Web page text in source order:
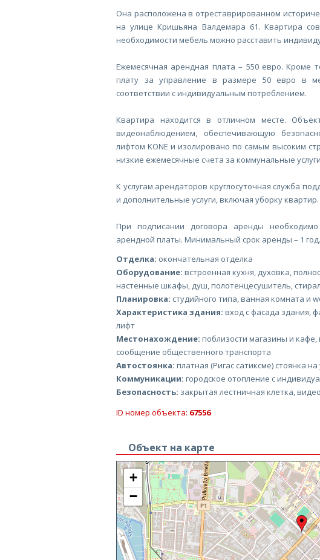
Она расположена в отреставрированном
на улице Кришьяна Валдемара 61. Квартира
необходимости мебель можно расставить
Ежемесячная арендная плата – 550 евро. Кроме
плату за управление в размере 50 евро в
соответствии с индивидуальным потреблением.
Квартира находится в отличном месте.
видеонаблюдением, обеспечивающую
лифтом KONE и изолировано по самым высоким
низкие ежемесячные счета за коммунальные
К услугам арендаторов круглосуточная служба
и дополнительные услуги, включая уборку квартир.
При подписании договора аренды
арендной платы. Минимальный срок аренды – 1 год.
Отделка: окончательная отделка
Оборудование: встроенная кухня, духовка,
настенные шкафы, душ, полотенцесушитель,
Планировка: студийного типа, ванная комната и
Характеристика здания: вход с фасада здания,
лифт
Местонахождение: поблизости магазины и
сообщение общественного транспорта
Автостоянка: платная (Ригас сатиксме) стоянка на
Коммуникации: городское отопление с
Безопасность: закрытая лестничная клетка,
ID номер объекта: 67556
Объект на карте
+
−